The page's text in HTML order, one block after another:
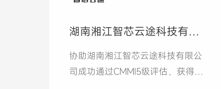
湖南湘江智芯云途科技有限
协助湖南湘江智芯云途科技有限公
司成功通过CMMI5级评估，获得